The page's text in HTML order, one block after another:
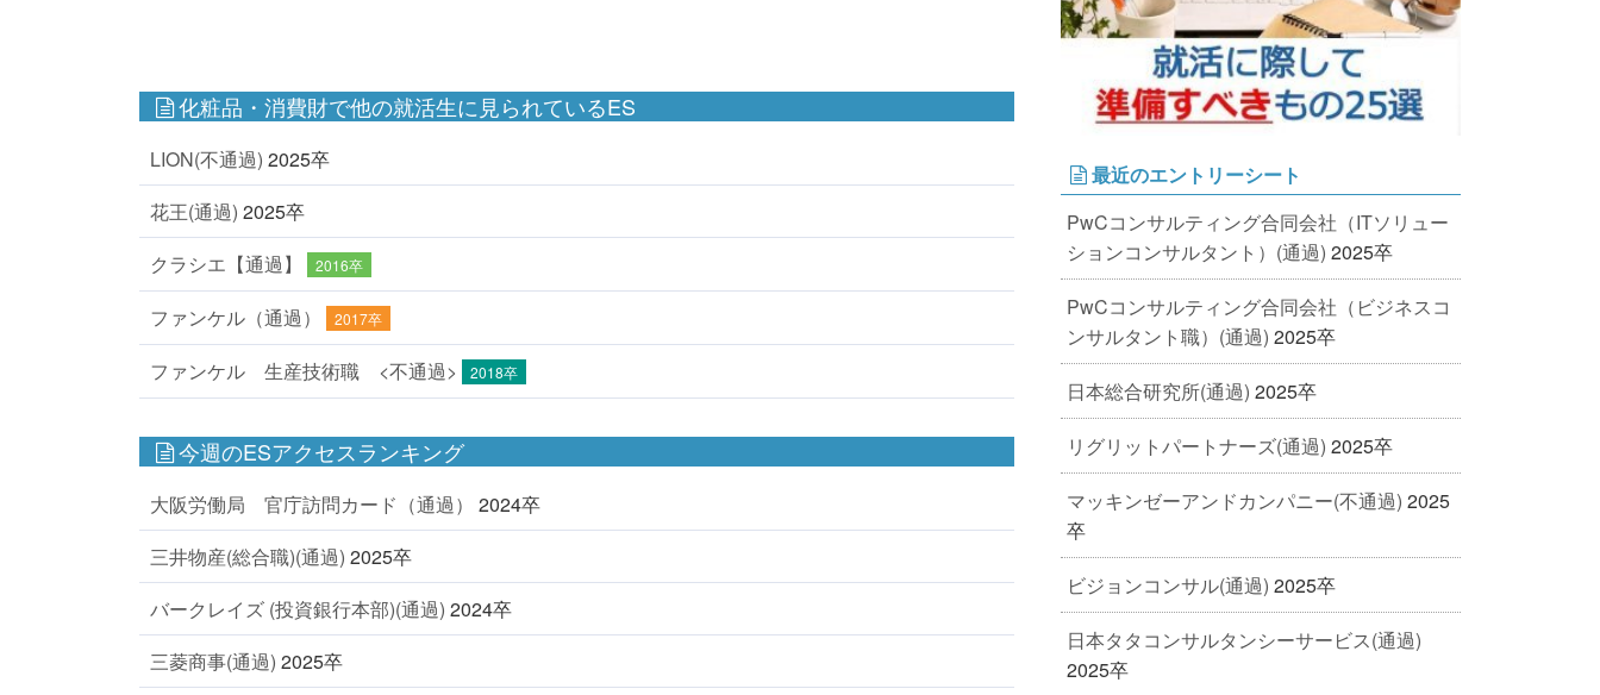
化粧品・消費財で他の就活生に見られているES
LION(不通過) 2025卒
花王(通過) 2025卒
クラシエ【通過】
2016卒
ファンケル（通過） 2017卒
ファンケル 生産技術職 <不通過> 2018卒
今週のESアクセスランキング
大阪労働局 官庁訪問カード（通過）
2024卒
三井物産(総合職)(通過) 2025卒
バークレイズ (投資銀行本部)(通過) 2024卒
三菱商事(通過) 2025卒
最近のエントリーシート
PwCコンサルティング合同会社（ITソリュー
ションコンサルタント）(通過) 2025卒
PwCコンサルティング合同会社（ビジネスコ
ンサルタント職）(通過) 2025卒
日本総合研究所(通過) 2025卒
リグリットパートナーズ(通過) 2025卒
マッキンゼーアンドカンパニー(不通過) 2025
卒
ビジョンコンサル(通過) 2025卒
日本タタコンサルタンシーサービス(通過)
2025卒